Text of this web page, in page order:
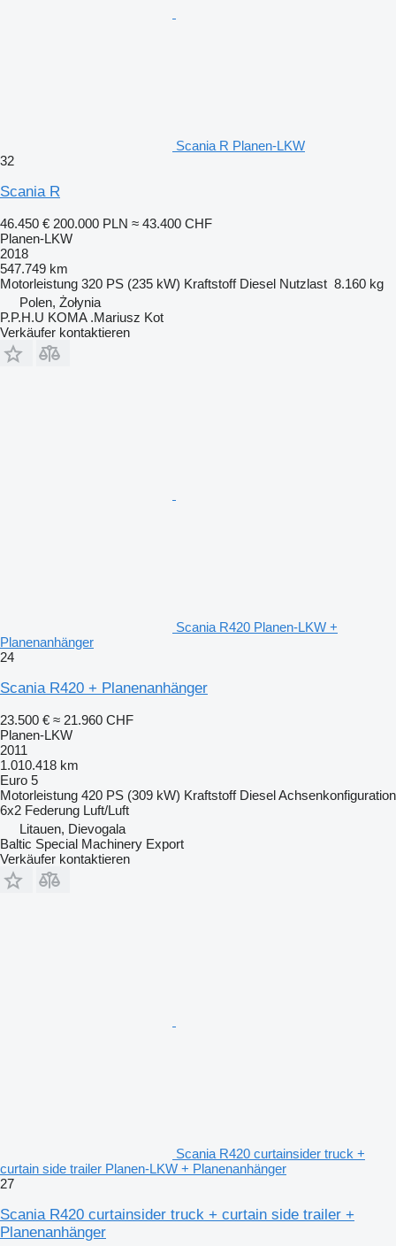
Scania R Planen-LKW
32
Scania R
46.450 € 200.000 PLN ≈ 43.400 CHF
Planen-LKW
2018
547.749 km
Motorleistung 320 PS (235 kW) Kraftstoff Diesel Nutzlast 8.160 kg
Polen, Żołynia
P.P.H.U KOMA .Mariusz Kot
Verkäufer kontaktieren
Scania R420 Planen-LKW +
Planenanhänger
24
Scania R420 + Planenanhänger
23.500 € ≈ 21.960 CHF
Planen-LKW
2011
1.010.418 km
Euro 5
Motorleistung 420 PS (309 kW) Kraftstoff DieselAchsenkonfiguration
6x2 Federung Luft/Luft
Litauen, Dievogala
Baltic Special Machinery Export
Verkäufer kontaktieren
Scania R420 curtainsider truck +
curtain side trailer Planen-LKW + Planenanhänger
27
Scania R420 curtainsider truck + curtain side trailer +
Planenanhänger